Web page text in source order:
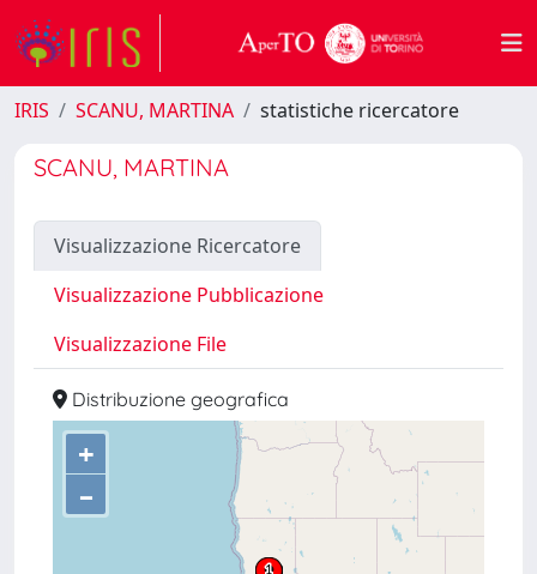
IRIS SCANU, MARTINA statistiche ricercatore
SCANU, MARTINA
Visualizzazione Ricercatore
Visualizzazione Pubblicazione
Visualizzazione File
Distribuzione geografica
+
–